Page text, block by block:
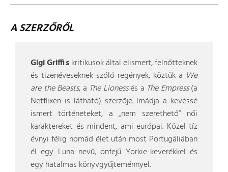
A SZERZŐRŐL
Gigi Griffiskritikusok által elismert, felnőtteknek
és tizenéveseknek szóló regények, köztük a We
are the Beasts, a The Lionessés a The Empress(a
Netflixen is látható) szerzője. Imádja a kevéssé
ismert történeteket, a „nem szerethető” női
karaktereket és mindent, ami európai. Közel tíz
évnyi félig nomád élet után most Portugáliában
él egy Luna nevű, önfejű Yorkie-keverékkel és
egy hatalmas könyvgyűjteménnyel.